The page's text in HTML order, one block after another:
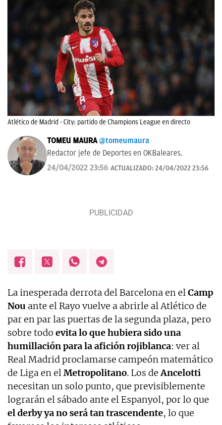
Atlético de Madrid - City: partido de Champions League en directo
TOMEU MAURA @tomeumaura
Redactor jefe de Deportes en OKBaleares.
24/04/2022 23:56 ACTUALIZADO: 24/04/2022 23:56
La inesperada derrota del Barcelona en elCamp
Nou ante el Rayo vuelve a abrirle al Atlético de
par en par las puertas de la segunda plaza, pero
sobre todo evita lo que hubiera sido una
humillación para la afición rojiblanca: ver al
Real Madrid proclamarse campeón matemático
de Liga en elMetropolitano. Los deAncelotti
necesitan un solo punto, que previsiblemente
lograrán el sábado ante el Espanyol, por lo que
el derby ya no será tan trascendente, lo que